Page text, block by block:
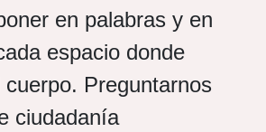
en palabras y en
espacio donde
cuerpo. Preguntarnos
ciudadanía